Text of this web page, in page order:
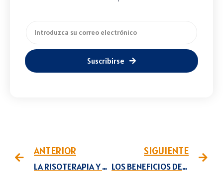
Suscribirse
ANTERIOR
LA RISOTERAPIA Y SUS VIRTUDES
SIGUIENTE
LOS BENEFICIOS DEL PROPÓLEO